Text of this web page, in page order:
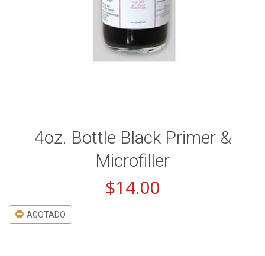
4oz. Bottle Black Primer &
Microfiller
$14.00
AGOTADO